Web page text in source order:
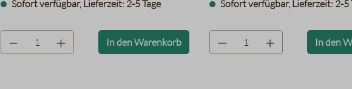
Sofort verfügbar, Lieferzeit: 2-5 Tage
product.quantityLabel In den Warenkorb
Sofort verfügbar, Lieferzeit: 2-5
product.quantityLabel In den